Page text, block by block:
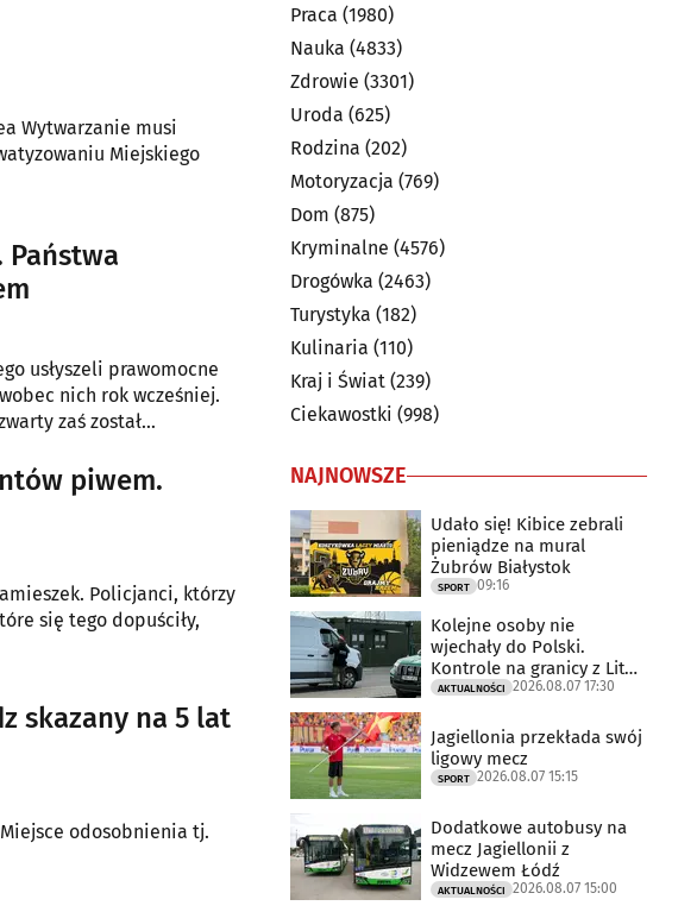
Wytwarzanie musi
Miejskiego
Państwa
usłyszeli prawomocne
nich rok wcześniej.
zaś został
piwem.
Policjanci, którzy
się tego dopuściły,
skazany na 5 lat
odosobnienia tj.
Praca (1980)
Nauka (4833)
Zdrowie (3301)
Uroda (625)
Rodzina (202)
Motoryzacja (769)
Dom (875)
Kryminalne (4576)
Drogówka (2463)
Turystyka (182)
Kulinaria (110)
Kraj i Świat (239)
Ciekawostki (998)
NAJNOWSZE
Udało się! Kibice zebrali
pieniądze na mural
Żubrów Białystok
SPORT 09:16
Kolejne osoby nie
wjechały do Polski.
Kontrole na granicy z Litwą
trwają
AKTUALNOŚCI 2026.08.07 17:30
Jagiellonia przekłada swój
ligowy mecz
SPORT 2026.08.07 15:15
Dodatkowe autobusy na
mecz Jagiellonii z
Widzewem Łódź
AKTUALNOŚCI 2026.08.07 15:00